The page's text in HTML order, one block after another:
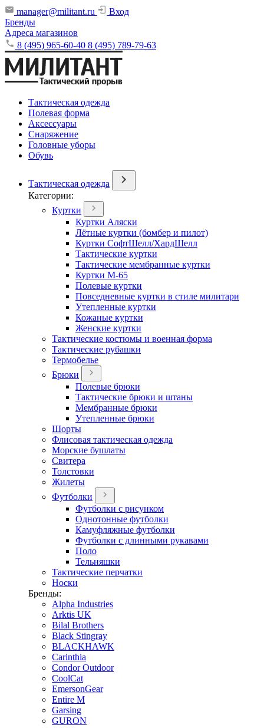
manager@militant.ru
Вход
Бренды
Адреса магазинов
8 (495) 965-60-40 8 (495) 789-79-63
Тактическая одежда
Полевая форма
Аксессуары
Снаряжение
Головные уборы
Обувь
Тактическая одежда
Категории:
Куртки
Куртки Аляски
Лётные куртки (бомбер и пилот)
Куртки СофтШелл/ХардШелл
Тактические куртки
Тактические мембранные куртки
Куртки М-65
Полевые куртки
Повседневные куртки в стиле милитари
Утепленные куртки
Кожаные куртки
Женские куртки
Тактические костюмы и военная форма
Тактические рубашки
Термобелье
Брюки
Полевые брюки
Тактические брюки и штаны
Мембранные брюки
Утепленные брюки
Шорты
Флисовая тактическая одежда
Морские бушлаты
Свитера
Толстовки
Жилеты
Футболки
Футболки с рисунком
Однотонные футболки
Камуфляжные футболки
Футболки с длинными рукавами
Поло
Тельняшки
Тактические перчатки
Носки
Бренды:
Alpha Industries
Arktis UK
Bilal Brothers
Black Stingray
BLACKHAWK
Carinthia
Condor Outdoor
CoolCat
EmersonGear
Entire M
Garsing
GURON